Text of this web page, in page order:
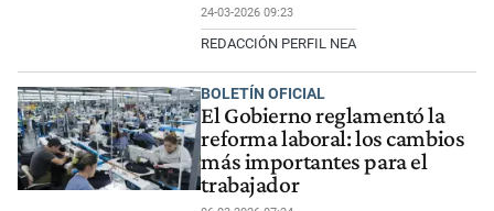
24-03-2026 09:23
REDACCIÓN PERFIL NEA
BOLETÍN OFICIAL
El Gobierno reglamentó la
reforma laboral: los cambios
más importantes para el
trabajador